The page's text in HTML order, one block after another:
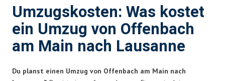
Umzugskosten: Was kostet
ein Umzug von Offenbach
am Main nach Lausanne
Du planst einen Umzug von Offenbach am Main nach